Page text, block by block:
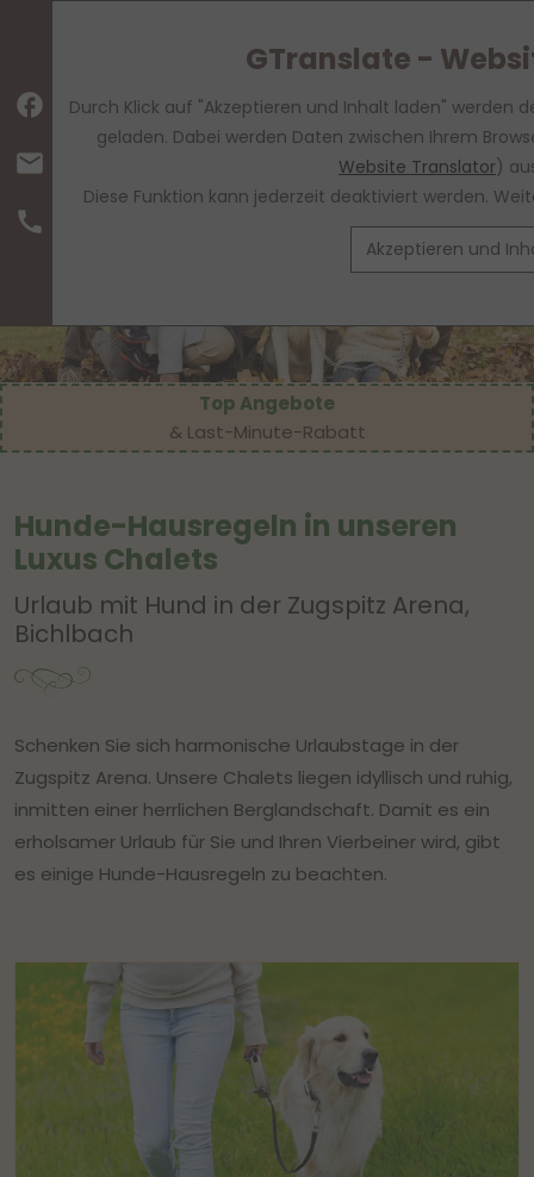
facebook
mail
call
GTranslate -
Durch Klick auf "Akzeptieren und Inhalt laden"
geladen. Dabei werden Daten zwischen Ihrem
Website Translator)
Diese Funktion kann jederzeit deaktiviert werden.
Akzeptieren und
Top Angebote
& Last-Minute-Rabatt
Hunde-Hausregeln in unseren
Luxus Chalets
Urlaub mit Hund in der Zugspitz Arena,
Bichlbach
Schenken Sie sich harmonische Urlaubstage in der
Zugspitz Arena. Unsere Chalets liegen idyllisch und ruhig,
inmitten einer herrlichen Berglandschaft. Damit es ein
erholsamer Urlaub für Sie und Ihren Vierbeiner wird, gibt
es einige Hunde-Hausregeln zu beachten.